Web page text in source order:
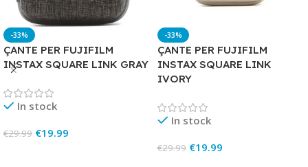
-33%
ÇANTE PER FUJIFILM
INSTAX SQUARE LINK GRAY
In stock
€29.99 €19.99
-33%
ÇANTE PER FUJIFILM
INSTAX SQUARE LINK
IVORY
In stock
€29.99 €19.99